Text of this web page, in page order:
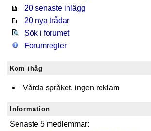
20 senaste inlägg
20 nya trådar
Sök i forumet
Forumregler
Kom ihåg
Vårda språket, ingen reklam
Information
Senaste 5 medlemmar: